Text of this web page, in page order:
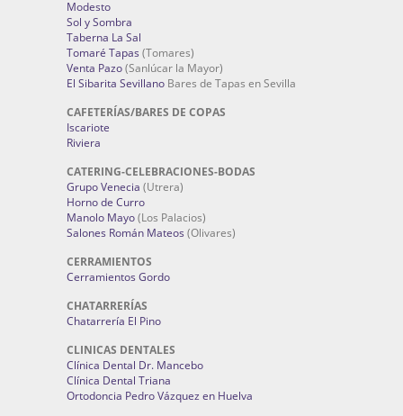
Modesto
Sol y Sombra
Taberna La Sal
Tomaré Tapas (Tomares)
Venta Pazo(Sanlúcar la Mayor)
El Sibarita Sevillano Bares de Tapas en Sevilla
CAFETERÍAS/BARES DE COPAS
Iscariote
Riviera
CATERING-CELEBRACIONES-BODAS
Grupo Venecia (Utrera)
Horno de Curro
Manolo Mayo(Los Palacios)
Salones Román Mateos (Olivares)
CERRAMIENTOS
Cerramientos Gordo
CHATARRERÍAS
Chatarrería El Pino
CLINICAS DENTALES
Clínica Dental Dr. Mancebo
Clínica Dental Triana
Ortodoncia Pedro Vázquez en Huelva